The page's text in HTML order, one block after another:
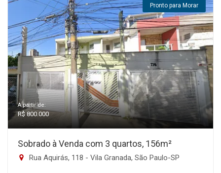
Pronto para Morar
A partir de:
R$ 800.000
Sobrado à Venda com 3 quartos, 156m²
Rua Aquirás, 118 - Vila Granada, São Paulo-SP